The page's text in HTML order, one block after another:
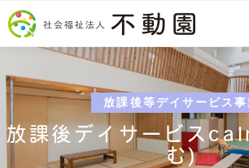
コンテンツへスキップ
放課後等デイサービス事
放課後デイサービス
む)